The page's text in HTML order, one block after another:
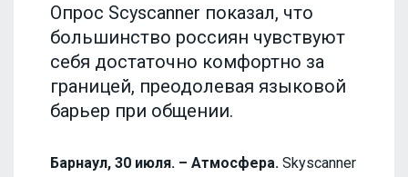
Опрос Scyscanner показал, что
большинство россиян чувствуют
себя достаточно комфортно за
границей, преодолевая языковой
барьер при общении.
Барнаул, 30 июля. – Атмосфера. Skyscanner